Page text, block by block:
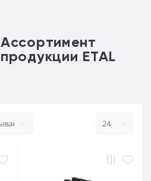
Ассортимент
продукции ETAL